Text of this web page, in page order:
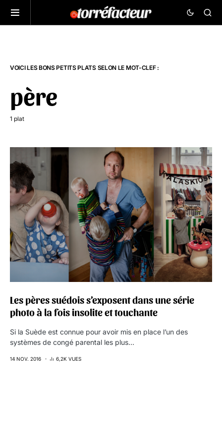
VOICI LES BONS PETITS PLATS SELON LE MOT-CLEF :
père
1 plat
Les pères suédois s’exposent dans une série
photo à la fois insolite et touchante
Si la Suède est connue pour avoir mis en place l’un des
systèmes de congé parental les plus…
14 NOV. 2016 6,2K VUES